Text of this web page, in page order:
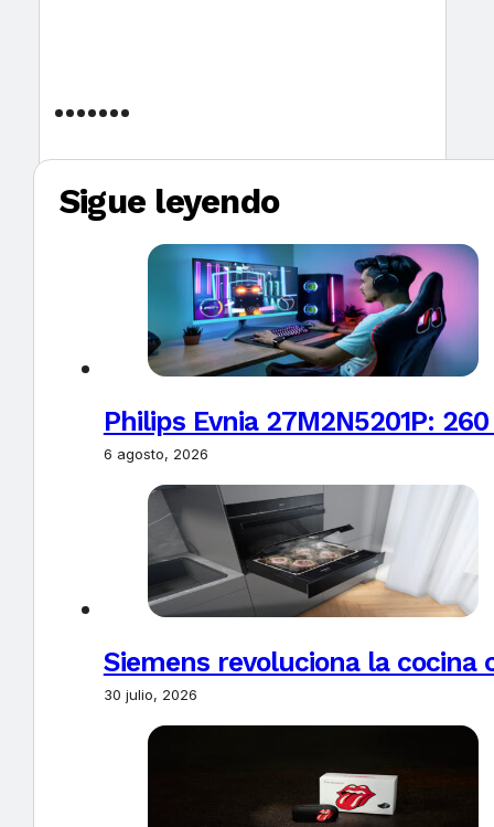
Sigue leyendo
Philips Evnia 27M2N5201P:
6 agosto, 2026
Siemens revoluciona la
30 julio, 2026